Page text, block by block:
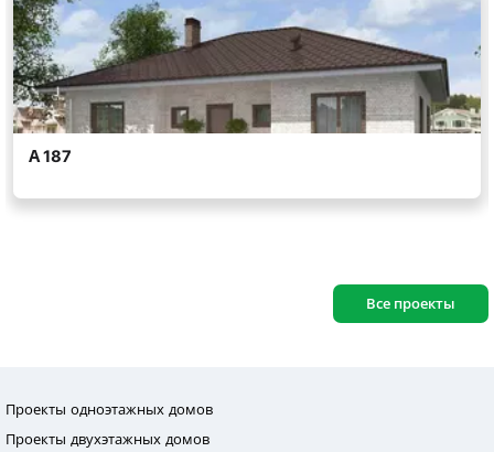
Все проекты
Проекты одноэтажных домов
Проекты двухэтажных домов